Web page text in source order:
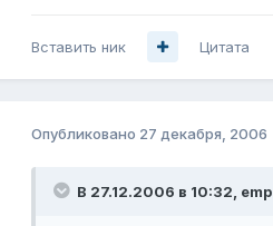
Вставить ник Цитата
Опубликовано 27 декабря, 2006
В 27.12.2006 в 10:32, emp